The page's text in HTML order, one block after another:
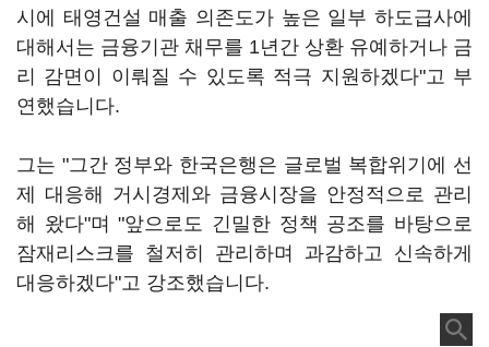
시에 태영건설 매출 의존도가 높은 일부 하도급사에
대해서는 금융기관 채무를 1년간 상환 유예하거나 금
리 감면이 이뤄질 수 있도록 적극 지원하겠다"고 부
연했습니다.
그는 "그간 정부와 한국은행은 글로벌 복합위기에 선
제 대응해 거시경제와 금융시장을 안정적으로 관리
해 왔다"며 "앞으로도 긴밀한 정책 공조를 바탕으로
잠재리스크를 철저히 관리하며 과감하고 신속하게
대응하겠다"고 강조했습니다.